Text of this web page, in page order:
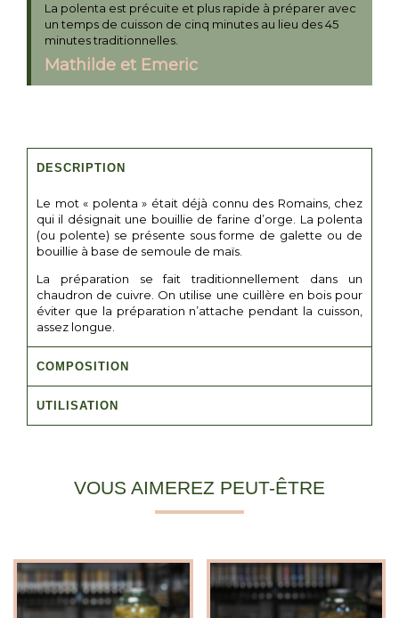
La polenta est précuite et plus rapide à préparer avec
un temps de cuisson de cinq minutes au lieu des 45
minutes traditionnelles.
Mathilde et Emeric
DESCRIPTION
Le mot « polenta » était déjà connu des Romains, chez
qui il désignait une bouillie de farine d’orge. La polenta
(ou polente) se présente sous forme de galette ou de
bouillie à base de semoule de maïs.
La préparation se fait traditionnellement dans un
chaudron de cuivre. On utilise une cuillère en bois pour
éviter que la préparation n’attache pendant la cuisson,
assez longue.
COMPOSITION
UTILISATION
VOUS AIMEREZ PEUT-ÊTRE